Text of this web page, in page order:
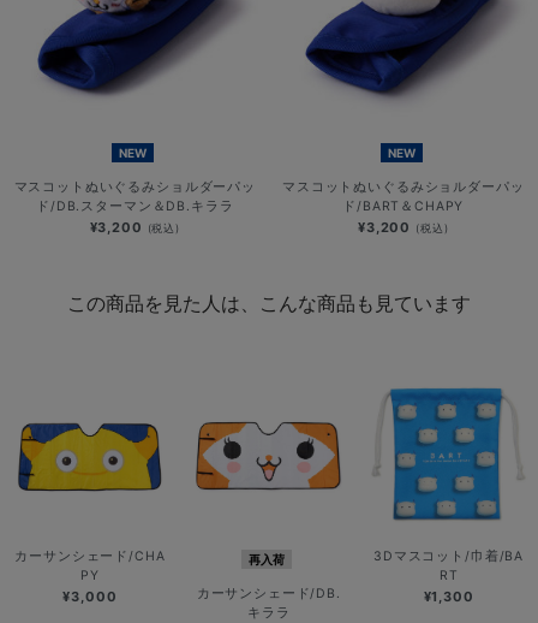
NEW
マスコットぬいぐるみショルダーパッ
ド/DB.スターマン＆DB.キララ
¥3,200 (税込)
NEW
マスコットぬいぐるみショルダーパッ
ド/BART＆CHAPY
¥3,200 (税込)
この商品を見た人は、こんな商品も見ています
カーサンシェード/CHA
PY
¥3,000
再入荷
カーサンシェード/DB.
キララ
3Dマスコット/巾着/BA
RT
¥1,300